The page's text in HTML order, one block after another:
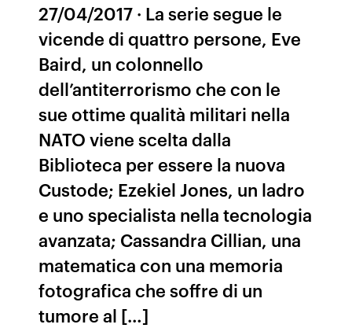
27/04/2017 · La serie segue le
vicende di quattro persone, Eve
Baird, un colonnello
dell’antiterrorismo che con le
sue ottime qualità militari nella
NATO viene scelta dalla
Biblioteca per essere la nuova
Custode; Ezekiel Jones, un ladro
e uno specialista nella tecnologia
avanzata; Cassandra Cillian, una
matematica con una memoria
fotografica che soffre di un
tumore al […]